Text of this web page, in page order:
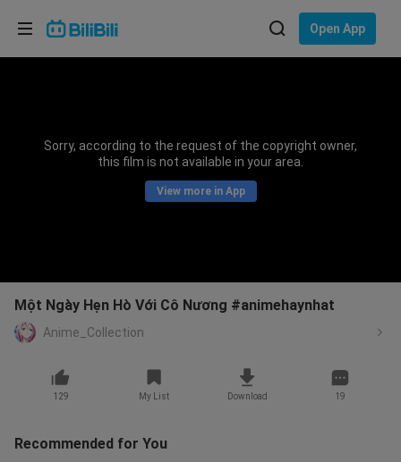
Open App
Sorry, according to the request of the copyright owner,
this film is not available in your area.
View more in App
Một Ngày Hẹn Hò Với Cô Nương #animehaynhat
Anime_Collection
129 My List Download 19
Recommended for You
Choose your language